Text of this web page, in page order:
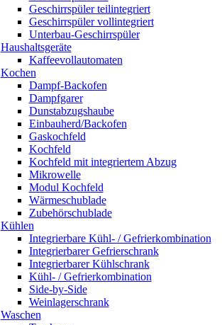
Geschirrspüler teilintegriert
Geschirrspüler vollintegriert
Unterbau-Geschirrspüler
Haushaltsgeräte
Kaffeevollautomaten
Kochen
Dampf-Backofen
Dampfgarer
Dunstabzugshaube
Einbauherd/Backofen
Gaskochfeld
Kochfeld
Kochfeld mit integriertem Abzug
Mikrowelle
Modul Kochfeld
Wärmeschublade
Zubehörschublade
Kühlen
Integrierbare Kühl- / Gefrierkombination
Integrierbarer Gefrierschrank
Integrierbarer Kühlschrank
Kühl- / Gefrierkombination
Side-by-Side
Weinlagerschrank
Waschen